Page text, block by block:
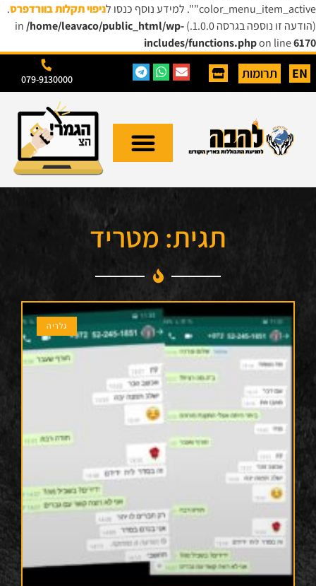
"color_menu_item_active". למידע נוסף כנסו ל
ניפוי תקלות בוורדפרס.
(הודעה זו נוספה בגרסה 1.0.0.) in
/home/leavaco/public_html/wp-
includes/functions.phpon line6170
EN תרומות 079-9130000
תגית: מטריד
גלריה